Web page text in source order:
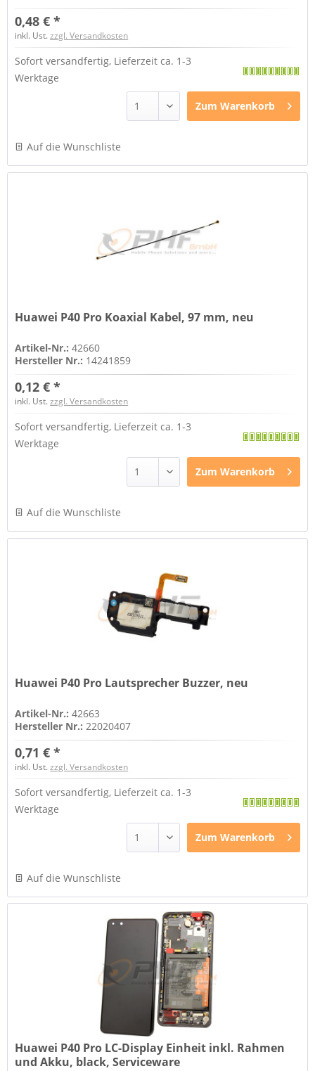
0,48 € *
inkl. Ust.zzgl. Versandkosten
Sofort versandfertig, Lieferzeit ca. 1-3
Werktage
Zum Warenkorb
Auf die Wunschliste
Huawei P40 Pro Koaxial Kabel, 97 mm, neu
Artikel-Nr.:42660
Hersteller Nr.: 14241859
0,12 € *
inkl. Ust.zzgl. Versandkosten
Sofort versandfertig, Lieferzeit ca. 1-3
Werktage
Zum Warenkorb
Auf die Wunschliste
Huawei P40 Pro Lautsprecher Buzzer, neu
Artikel-Nr.:42663
Hersteller Nr.: 22020407
0,71 € *
inkl. Ust.zzgl. Versandkosten
Sofort versandfertig, Lieferzeit ca. 1-3
Werktage
Zum Warenkorb
Auf die Wunschliste
Huawei P40 Pro LC-Display Einheit inkl. Rahmen
und Akku, black, Serviceware